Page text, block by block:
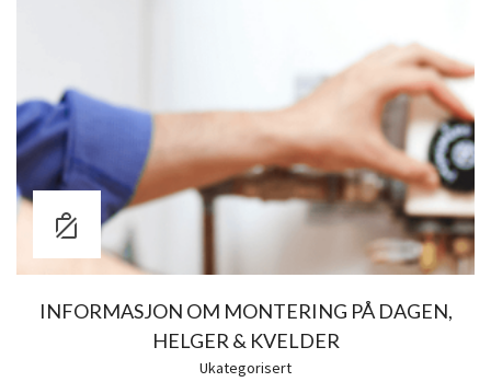
INFORMASJON OM MONTERING PÅ DAGEN,
HELGER & KVELDER
Ukategorisert